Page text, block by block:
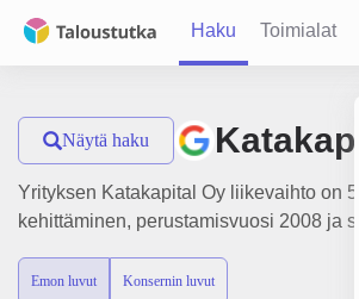
Haku Toimialat
Näytä haku
Yrityksen Katakapital Oy liikevaihto on
kehittäminen, perustamisvuosi 2008 ja
Emon luvut Konsernin luvut